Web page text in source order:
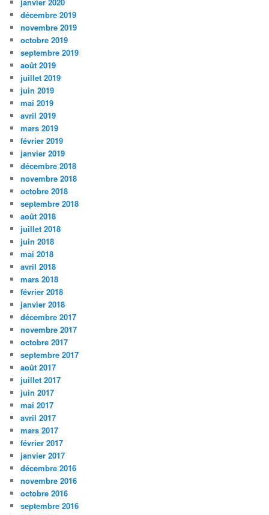
décembre 2019
novembre 2019
octobre 2019
septembre 2019
août 2019
juillet 2019
juin 2019
mai 2019
avril 2019
mars 2019
février 2019
janvier 2019
décembre 2018
novembre 2018
octobre 2018
septembre 2018
août 2018
juillet 2018
juin 2018
mai 2018
avril 2018
mars 2018
février 2018
janvier 2018
décembre 2017
novembre 2017
octobre 2017
septembre 2017
août 2017
juillet 2017
juin 2017
mai 2017
avril 2017
mars 2017
février 2017
janvier 2017
décembre 2016
novembre 2016
octobre 2016
septembre 2016